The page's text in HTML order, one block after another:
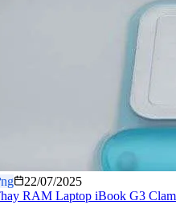
22/07/2025
RAM Laptop iBook G3